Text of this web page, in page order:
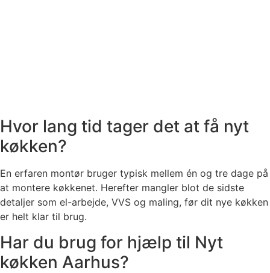
Hvor lang tid tager det at få nyt
køkken?
En erfaren montør bruger typisk mellem én og tre dage på
at montere køkkenet. Herefter mangler blot de sidste
detaljer som el-arbejde, VVS og maling, før dit nye køkken
er helt klar til brug.
Har du brug for hjælp til Nyt
køkken Aarhus?